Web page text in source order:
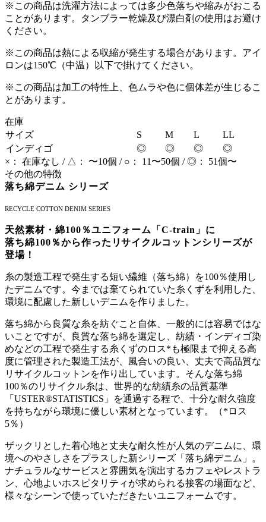
※この商品は洗濯方法によっては多少色落ちや縮みがおこる
ことがあります。タンブラー乾燥及び漂白剤の使用はお避け
ください。
※この商品は熱による収縮が発生する場合があります。アイ
ロンは150℃（中温）以下で掛けてください。
※この商品は加工の特性上、色ムラや色に個体差が生じるこ
とがあります。
在庫
サイズ
S M L
LL
インディゴ
◎ ◎ ◎
◎
×： 在庫なし / △： 〜10個 / ○： 11〜50個 / ◎： 51個〜
その他の特徴
落ち綿デニム シリーズ
RECYCLE COTTON DENIM SERIES
天然素材・綿100％ユニフォーム「C-train」に
落ち綿100％から作ったリサイクルコットンシリーズが
登場！
糸の製造工程で発生する短い繊維（落ち綿）を100％使用し
たデニムです。今までは棄てられていた糸くずを利用した、
環境に配慮した新しいデニムを作りました。
落ち綿から良質な糸を紡ぐこと自体、一般的には容易ではな
いことですが、良質な落ち綿を選定し、紡績・インディゴ染
めなどの工程で発生する糸くずのロス*も極限まで抑える高
度に管理された製造工法が、風合いの良い、丈夫で高品質な
リサイクルコットンを作り出しています。そんな落ち綿
100％のリサイクル糸は、世界的な紡績糸の品質基準
「USTER®STATISTICS」を通過する程で、十分な耐久強度
を持ちながら環境に優しい素材となっています。（*ロス
5％）
ザックリとした着心地と丈夫な耐久性が人気のデニムに、環
境へのやさしさをプラスした新シリーズ「落ち綿デニム」。
ナチュラルなサービスと雰囲気を演出するカフェやレストラ
ン、心地よいホスピタリティが求められる接客の場面など、
様々なシーンで使っていただきたいユニフォームです。